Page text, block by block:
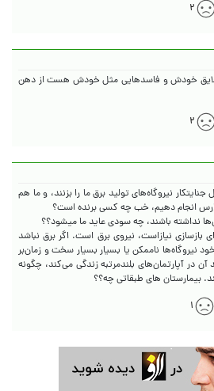
۲
لایق خودش و فاسدهایی مثل خودش هست از دهن
۲
نیروگاه‌های تولید برق ما را بزنند، و ما هم
بازسازی نیازاست، نیروی برق است. اگر برق نباشد
نیروگاه‌ها ناممکن یا بسیار بسیار سخت و زمان‌بر
آپارتمان‌های بلندمرتبه زندگی می‌کند، چگونه
بیمارستان های طبقاتی چه؟؟
۱